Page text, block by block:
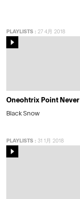
PLAYLISTS : 27 4月 2018
Oneohtrix Point Never
Black Snow
PLAYLISTS : 31 1月 2018